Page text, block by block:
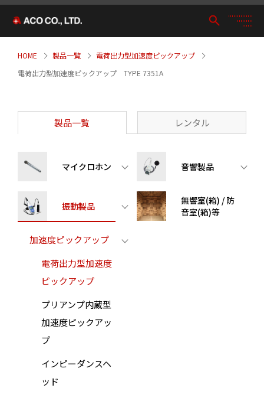
HOME 製品一覧
電荷出力型加速度ピックアップ
電荷出力型加速度ピックアップ TYPE 7351A
製品一覧 レンタル
マイクロホン 音響製品
振動製品
加速度ピックアップ
電荷出力型加速度
ピックアップ
プリアンプ内蔵型
加速度ピックアッ
プ
インピーダンスヘ
ッド
無響室(箱) / 防
音室(箱)等